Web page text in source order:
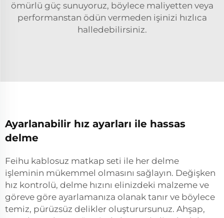
ömürlü güç sunuyoruz, böylece maliyetten veya
performanstan ödün vermeden işinizi hızlıca
halledebilirsiniz.
Ayarlanabilir hız ayarları ile hassas
delme
Feihu kablosuz matkap seti ile her delme
işleminin mükemmel olmasını sağlayın. Değişken
hız kontrolü, delme hızını elinizdeki malzeme ve
göreve göre ayarlamanıza olanak tanır ve böylece
temiz, pürüzsüz delikler oluşturursunuz. Ahşap,